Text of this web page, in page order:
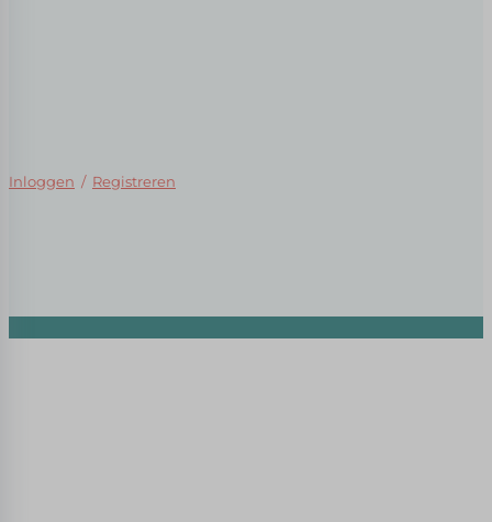
Inloggen / Registreren